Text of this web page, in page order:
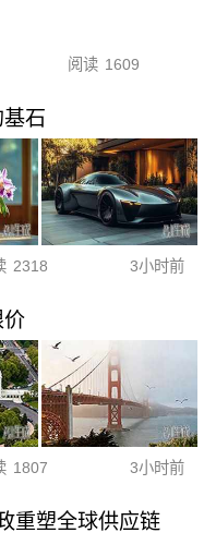
阅读 1609
石
2318 3小时前
价
1807 3小时前
重塑全球供应链